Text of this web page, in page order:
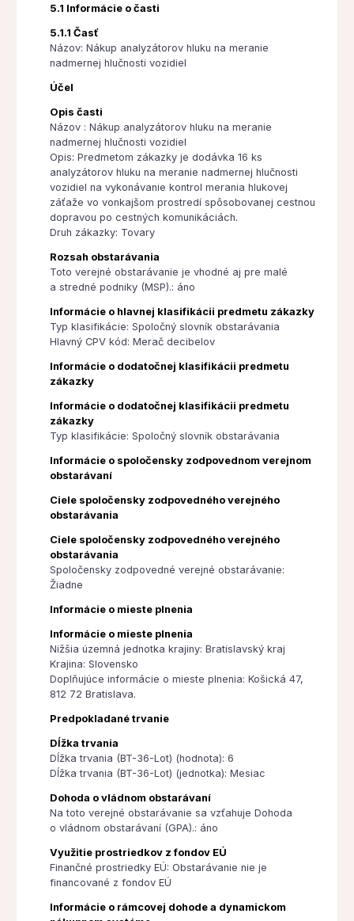
5.1 Informácie o časti
5.1.1 Časť
Názov: Nákup analyzátorov hluku na meranie
nadmernej hlučnosti vozidiel
Účel
Opis časti
Názov : Nákup analyzátorov hluku na meranie
nadmernej hlučnosti vozidiel
Opis: Predmetom zákazky je dodávka 16 ks
analyzátorov hluku na meranie nadmernej hlučnosti
vozidiel na vykonávanie kontrol merania hlukovej
záťaže vo vonkajšom prostredí spôsobovanej cestnou
dopravou po cestných komunikáciách.
Druh zákazky: Tovary
Rozsah obstarávania
Toto verejné obstarávanie je vhodné aj pre malé
a stredné podniky (MSP).: áno
Informácie o hlavnej klasifikácii predmetu zákazky
Typ klasifikácie: Spoločný slovník obstarávania
Hlavný CPV kód: Merač decibelov
Informácie o dodatočnej klasifikácii predmetu
zákazky
Informácie o dodatočnej klasifikácii predmetu
zákazky
Typ klasifikácie: Spoločný slovník obstarávania
Informácie o spoločensky zodpovednom verejnom
obstarávaní
Ciele spoločensky zodpovedného verejného
obstarávania
Ciele spoločensky zodpovedného verejného
obstarávania
Spoločensky zodpovedné verejné obstarávanie:
Žiadne
Informácie o mieste plnenia
Informácie o mieste plnenia
Nižšia územná jednotka krajiny: Bratislavský kraj
Krajina: Slovensko
Doplňujúce informácie o mieste plnenia: Košická 47,
812 72 Bratislava.
Predpokladané trvanie
Dĺžka trvania
Dĺžka trvania (BT-36-Lot) (hodnota): 6
Dĺžka trvania (BT-36-Lot) (jednotka): Mesiac
Dohoda o vládnom obstarávaní
Na toto verejné obstarávanie sa vzťahuje Dohoda
o vládnom obstarávaní (GPA).: áno
Využitie prostriedkov z fondov EÚ
Finančné prostriedky EÚ: Obstarávanie nie je
financované z fondov EÚ
Informácie o rámcovej dohode a dynamickom